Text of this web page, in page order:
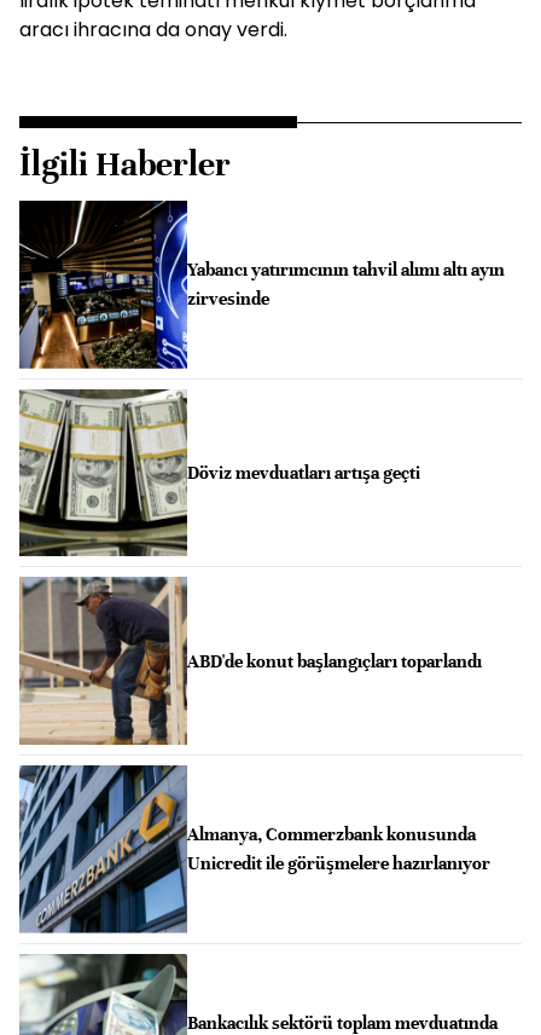
aracı ihracına da onay verdi.
İlgili Haberler
Yabancı yatırımcının tahvil alımı altı ayın
zirvesinde
Döviz mevduatları artışa geçti
ABD'de konut başlangıçları toparlandı
Almanya, Commerzbank konusunda
Unicredit ile görüşmelere hazırlanıyor
Bankacılık sektörü toplam mevduatında